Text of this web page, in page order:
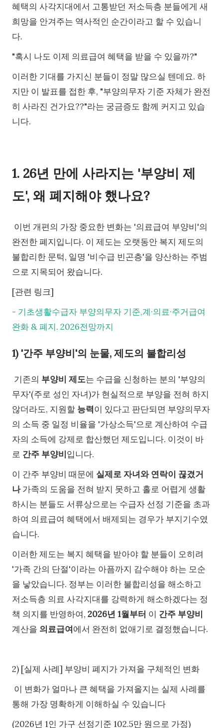
혜택의 사각지대에서 고통받던 저소득층 분들에게 새
희망을 안겨주는 역사적인 순간이라고 할 수 있습니
다.
"혹시 나도 이제 의료급여 혜택을 받을 수 있을까?"
이러한 기대를 가지신 분들이 정말 많으실 텐데요. 하
지만 이 발표를 접한 후, "부양의무자 기준 자체가 완전
히 사라진 건가요??"라는 궁금증도 함께 커지고 있습
니다.
1. 26년 만에 사라지는 '부양비 제
도', 왜 폐지해야 했나요?
이번 개편의 가장 중요한 변화는 '의료급여 부양비'의
완전한 폐지입니다. 이 제도는 오랫동안 복지 제도의
불합리한 문턱, 일명 '비수급 빈곤층'을 양산하는 주범
으로 지목되어 왔습니다.
[관련 링크]
- 기초생활수급자 부양의무자 기준,계·의료·주거급여
완화 & 폐지. 2026전망까지
1) '간주 부양비'의 눈물, 제도의 불합리성
기존의 부양비 제도는 수급을 신청하는 분의 '부양의
무자'(주로 성인 자녀)가 현실적으로 부양을 전혀 하지
않더라도, 지원할 능력이 있다고 판단되면 부양의무자
의 소득 중 일정 비율을 '가상소득'으로 계산하여 수급
자의 소득에 강제로 합산했던 제도입니다. 이것이 바
로 간주 부양비입니다.
이 간주 부양비 때문에 실제로 자녀와 연락이 끊겼거
나가족의 도움을 전혀 받지 못하고 홀로 어렵게 생활
하시는 분들도 서류상으로는 수급자 선정 기준을 초과
하여 의료급여 혜택에서 배제되는 경우가 부지기수였
습니다.
이러한 제도는 복지 혜택을 받아야 할 분들이 오히려
'가족 간의 단절'이라는 아픔까지 감수해야 하는 모순
을 낳았습니다. 정부는 이러한 불합리성을 해소하고
저소득층 의료 사각지대를 강력하게 해소하겠다는 정
책 의지를 반영하여, 2026년 1월부터 이 간주 부양비
계산을 의료급여에서 완전히 없애기로 결정했습니다.
2) [실제 사례] 부양비 폐지가 가져올 구체적인 변화
이 변화가 얼마나 큰 혜택을 가져올지는 실제 사례를
통해 가장 명확하게 이해하실 수 있습니다
(2026년 1인 가구 선정기준 102.5만 원으로 가정)